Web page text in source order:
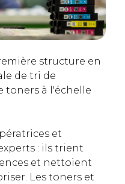
structure en
de tri de
toners à l'échelle
et
: ils trient
et nettoient
Les toners et